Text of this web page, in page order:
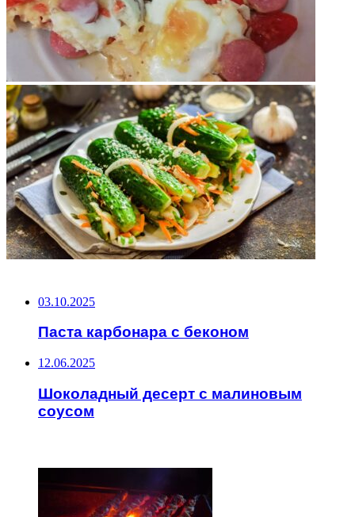
03.10.2025
Паста карбонара с беконом
12.06.2025
Шоколадный десерт с малиновым
соусом